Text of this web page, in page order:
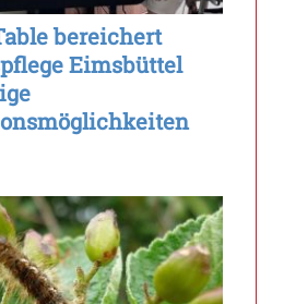
bereichert
Eimsbüttel